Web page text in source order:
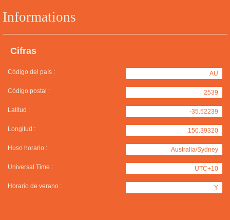
Informations
Cifras
Código del país : AU
Código postal : 2539
Latitud : -35.52239
Longitud : 150.39320
Huso horario : Australia/Sydney
Universal Time : UTC+10
Horario de verano : Y